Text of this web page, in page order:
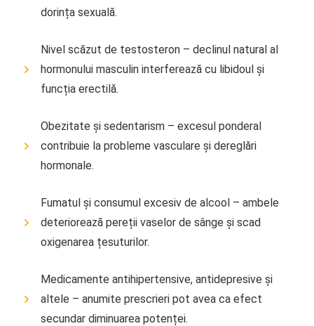
dorința sexuală.
Nivel scăzut de testosteron – declinul natural al
hormonului masculin interferează cu libidoul și
funcția erectilă.
Obezitate și sedentarism – excesul ponderal
contribuie la probleme vasculare și dereglări
hormonale.
Fumatul și consumul excesiv de alcool – ambele
deteriorează pereții vaselor de sânge și scad
oxigenarea țesuturilor.
Medicamente antihipertensive, antidepresive și
altele – anumite prescrieri pot avea ca efect
secundar diminuarea potenței.